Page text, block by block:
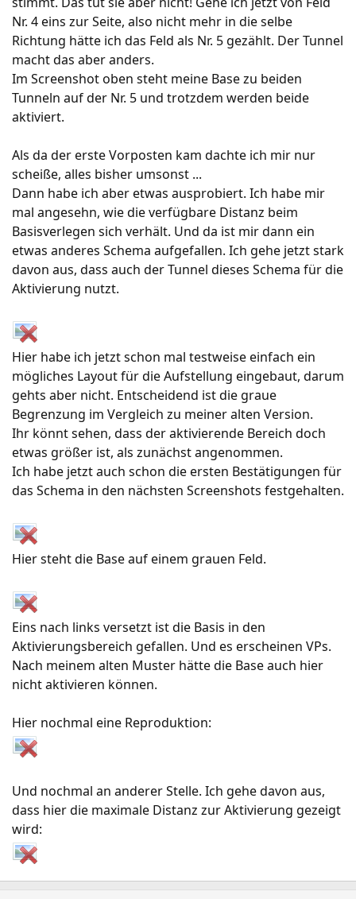
Nr. 4 eins zur Seite, also nicht mehr in die selbe
Richtung hätte ich das Feld als Nr. 5 gezählt. Der Tunnel
macht das aber anders.
Im Screenshot oben steht meine Base zu beiden
Tunneln auf der Nr. 5 und trotzdem werden beide
aktiviert.
Als da der erste Vorposten kam dachte ich mir nur
scheiße, alles bisher umsonst ...
Dann habe ich aber etwas ausprobiert. Ich habe mir
mal angesehn, wie die verfügbare Distanz beim
Basisverlegen sich verhält. Und da ist mir dann ein
etwas anderes Schema aufgefallen. Ich gehe jetzt stark
davon aus, dass auch der Tunnel dieses Schema für die
Aktivierung nutzt.
Hier habe ich jetzt schon mal testweise einfach ein
mögliches Layout für die Aufstellung eingebaut, darum
gehts aber nicht. Entscheidend ist die graue
Begrenzung im Vergleich zu meiner alten Version.
Ihr könnt sehen, dass der aktivierende Bereich doch
etwas größer ist, als zunächst angenommen.
Ich habe jetzt auch schon die ersten Bestätigungen für
das Schema in den nächsten Screenshots festgehalten.
Hier steht die Base auf einem grauen Feld.
Eins nach links versetzt ist die Basis in den
Aktivierungsbereich gefallen. Und es erscheinen VPs.
Nach meinem alten Muster hätte die Base auch hier
nicht aktivieren können.
Hier nochmal eine Reproduktion:
Und nochmal an anderer Stelle. Ich gehe davon aus,
dass hier die maximale Distanz zur Aktivierung gezeigt
wird: